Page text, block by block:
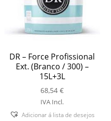
DR – Force Profissional
Ext. (Branco / 300) –
15L+3L
68,54€
IVA Incl.
Adicionar á lista de desejos